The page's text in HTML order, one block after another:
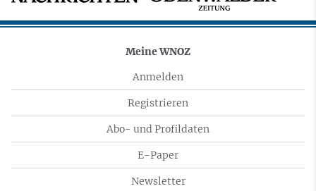
Meine WNOZ
Anmelden
Registrieren
Abo- und Profildaten
E-Paper
Newsletter